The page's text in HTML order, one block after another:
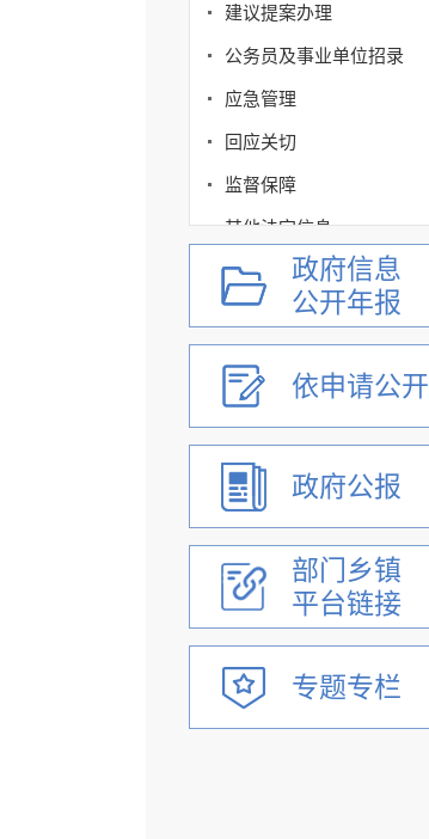
建议提案办理
公务员及事业单位招录
应急管理
回应关切
监督保障
其他法定信息
政府信息
公开年报
依申请公开
政府公报
部门乡镇
平台链接
专题专栏